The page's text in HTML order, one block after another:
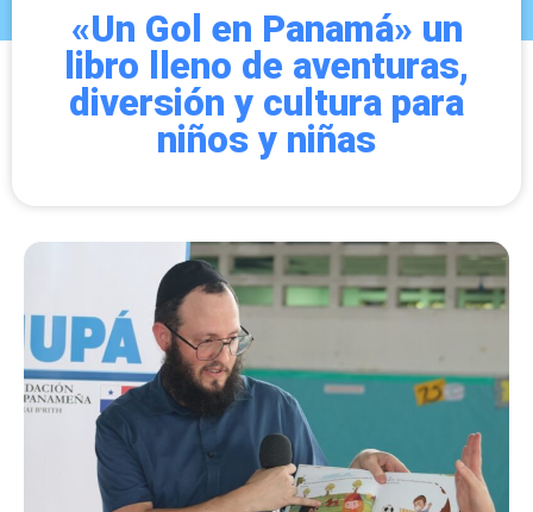
«Un Gol en Panamá» un
libro lleno de aventuras,
diversión y cultura para
niños y niñas